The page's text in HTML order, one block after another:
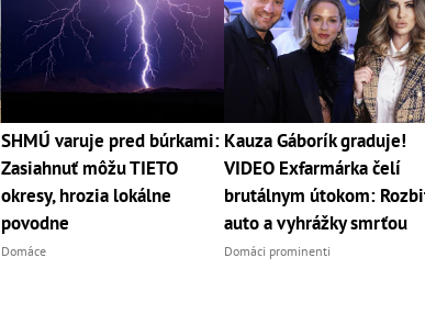
SHMÚ varuje pred búrkami:
Zasiahnuť môžu TIETO
okresy, hrozia lokálne
povodne
Domáce
Kauza Gáborík graduje!
VIDEO Exfarmárka čelí
brutálnym útokom:
auto a vyhrážky smrťou
Domáci prominenti